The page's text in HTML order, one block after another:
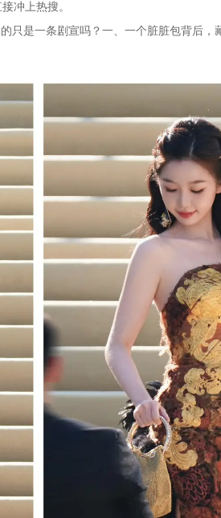
冲上热搜。
只是一条剧宣吗？一、一个脏脏包背后，